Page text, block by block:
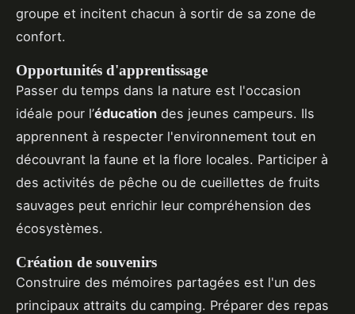
groupe et incitent chacun à sortir de sa zone de
confort.
Opportunités d'apprentissage
Passer du temps dans la nature est l'occasion
idéale pour l’éducation des jeunes campeurs. Ils
apprennent à respecter l'environnement tout en
découvrant la faune et la flore locales. Participer à
des activités de pêche ou de cueillettes de fruits
sauvages peut enrichir leur compréhension des
écosystèmes.
Création de souvenirs
Construire des mémoires partagées est l'un des
principaux attraits du camping. Préparer des repas